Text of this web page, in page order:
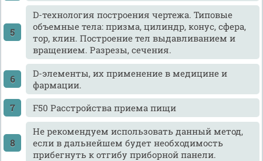
D-технология построения чертежа. Типовые
объемные тела: призма, цилиндр, конус, сфера,
тор, клин. Построение тел выдавливанием и
вращением. Разрезы, сечения.
D-элементы, их применение в медицине и
фармации.
F50 Расстройства приема пищи
He рекомендуем использовать данный метод,
если в дальнейшем будет необходимость
прибегнуть к отгибу приборной панели.